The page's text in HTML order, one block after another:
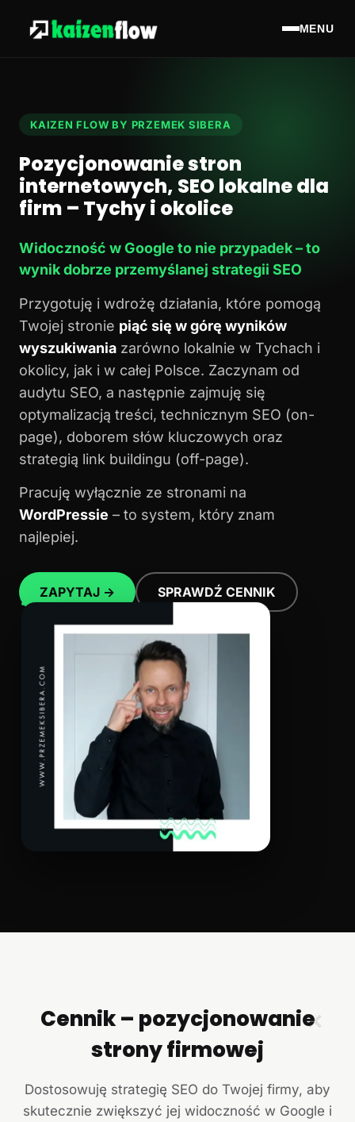
MENU
KAIZEN FLOW BY PRZEMEK SIBERA
Pozycjonowanie stron
internetowych, SEO lokalne dla
firm – Tychy i okolice
Widoczność w Google to nie przypadek – to
wynik dobrze przemyślanej strategii SEO
Przygotuję i wdrożę działania, które pomogą
Twojej stronie piąć się w górę wyników
wyszukiwania zarówno lokalnie w Tychach i
okolicy, jak i w całej Polsce. Zaczynam od
audytu SEO, a następnie zajmuję się
optymalizacją treści, technicznym SEO (on-
page), doborem słów kluczowych oraz
strategią link buildingu (off-page).
Pracuję wyłącznie ze stronami na
WordPressie – to system, który znam
najlepiej.
ZAPYTAJ → SPRAWDŹ CENNIK
✕
Cennik – pozycjonowanie
strony firmowej
Dostosowuję strategię SEO do Twojej firmy, aby
skutecznie zwiększyć jej widoczność w Google i